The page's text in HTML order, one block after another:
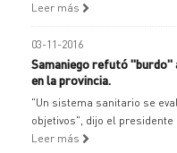
Leer más
03-11-2016
Samaniego refutó "burdo"
en la provincia.
"Un sistema sanitario se
objetivos", dijo el presidente
Leer más